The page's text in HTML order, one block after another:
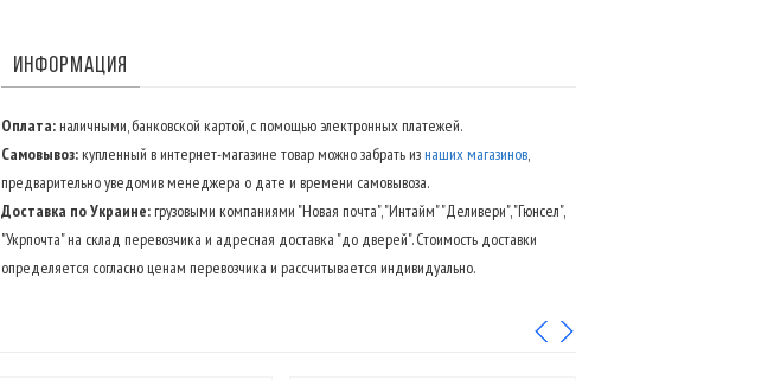
ИНФОРМАЦИЯ
Оплата: наличными, банковской картой, с помощью электронных платежей.
Самовывоз: купленный в интернет-магазине товар можно забрать изнаших магазинов,
предварительно уведомив менеджера о дате и времени самовывоза.
Доставка по Украине: грузовыми компаниями "Новая почта", "Интайм" "Деливери", "Гюнсел",
"Укрпочта" на склад перевозчика и адресная доставка "до дверей". Стоимость доставки
определяется согласно ценам перевозчика и рассчитывается индивидуально.